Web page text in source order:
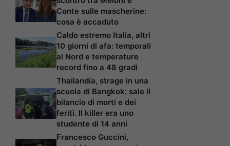
Conte sulle mascherine:
cosa è accaduto
Caldo estremo Italia, altri
10 giorni di afa: temporali
al Nord e temperature
record fino a 48 gradi
Thailandia, strage in una
scuola di Bangkok: sale il
bilancio di morti e dei
feriti. Il killer era uno
studente di 14 anni
Francesco Guccini,